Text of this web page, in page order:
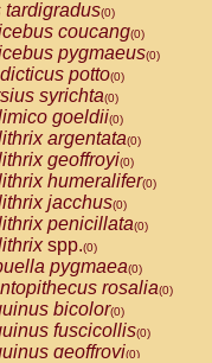
tardigradus(0)
coucang(0)
pygmaeus(0)
potto(0)
syrichta(0)
goeldii(0)
argentata(0)
geoffroyi(0)
humeralifer(0)
jacchus(0)
penicillata(0)
spp.(0)
pygmaea(0)
rosalia(0)
bicolor(0)
fuscicollis(0)
geoffroyi(0)